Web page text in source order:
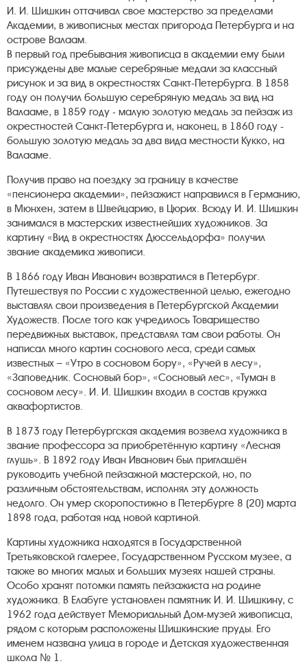
И. И. Шишкин оттачивал свое мастерство за пределами
Академии, в живописных местах пригорода Петербурга и на
острове Валаам.
В первый год пребывания живописца в академии ему были
присуждены две малые серебряные медали за классный
рисунок и за вид в окрестностях Санкт-Петербурга. В 1858
году он получил большую серебряную медаль за вид на
Валааме, в 1859 году - малую золотую медаль за пейзаж из
окрестностей Санкт-Петербурга и, наконец, в 1860 году -
большую золотую медаль за два вида местности Кукко, на
Валааме.
Получив право на поездку за границу в качестве
«пенсионера академии», пейзажист направился в Германию,
в Мюнхен, затем в Швейцарию, в Цюрих. Всюду И. И. Шишкин
занимался в мастерских известнейших художников. За
картину «Вид в окрестностях Дюссельдорфа» получил
звание академика живописи.
В 1866 году Иван Иванович возвратился в Петербург.
Путешествуя по России с художественной целью, ежегодно
выставлял свои произведения в Петербургской Академии
Художеств. После того как учредилось Товарищество
передвижных выставок, представлял там свои работы. Он
написал много картин соснового леса, среди самых
известных – «Утро в сосновом бору», «Ручей в лесу»,
«Заповедник. Сосновый бор», «Сосновый лес», «Туман в
сосновом лесу». И. И. Шишкин входил в состав кружка
аквафортистов.
В 1873 году Петербургская академия возвела художника в
звание профессора за приобретённую картину «Лесная
глушь». В 1892 году Иван Иванович был приглашён
руководить учебной пейзажной мастерской, но, по
различным обстоятельствам, исполнял эту должность
недолго. Он умер скоропостижно в Петербурге 8 (20) марта
1898 года, работая над новой картиной.
Картины художника находятся в Государственной
Третьяковской галерее, Государственном Русском музее, а
также во многих малых и больших музеях нашей страны.
Особо хранят потомки память пейзажиста на родине
художника. В Елабуге установлен памятник И. И. Шишкину, с
1962 года действует Мемориальный Дом-музей живописца,
рядом с которым расположены Шишкинские пруды. Его
именем названа улица в городе и Детская художественная
школа № 1.